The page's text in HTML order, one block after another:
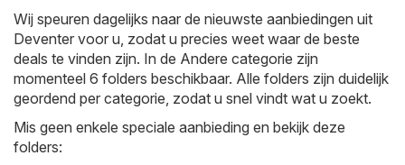
Wij speuren dagelijks naar de nieuwste aanbiedingen uit
Deventer voor u, zodat u precies weet waar de beste
deals te vinden zijn. In de Andere categorie zijn
momenteel 6 folders beschikbaar. Alle folders zijn duidelijk
geordend per categorie, zodat u snel vindt wat u zoekt.
Mis geen enkele speciale aanbieding en bekijk deze
folders: